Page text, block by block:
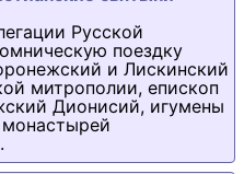
Русской
поездку
и Лискинский
митрополии, епископ
Дионисий, игумены